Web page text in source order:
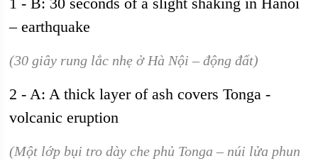
– earthquake
(30 giây rung lắc nhẹ ở Hà Nội – động đất)
2 - A: A thick layer of ash covers Tonga -
volcanic eruption
(Một lớp bụi tro dày che phủ Tonga – núi lửa phun